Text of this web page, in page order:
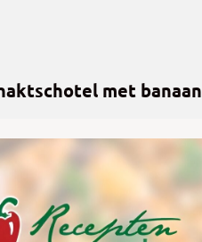
met banaan